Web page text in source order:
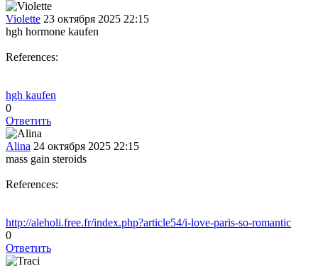
Violette 23 октября 2025 22:15
hgh hormone kaufen
References:
hgh kaufen
0
Ответить
Alina 24 октября 2025 22:15
mass gain steroids
References:
http://aleholi.free.fr/index.php?article54/i-love-paris-so-romantic
0
Ответить